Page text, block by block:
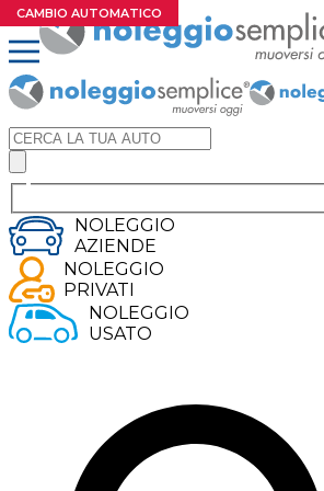
NOLEGGIO
AZIENDE
NOLEGGIO
PRIVATI
NOLEGGIO
USATO
ECOBONUS 2024
ELETTRICO
NUOVO MODELLO
EXTRA SCONTO
CAMBIO AUTOMATICO